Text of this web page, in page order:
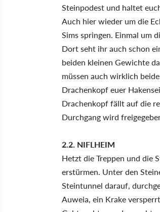
Steinpodest und haltet
Auch hier wieder um die
Sims springen. Einmal um
Dort seht ihr auch schon
beiden kleinen Gewichte
müssen auch wirklich
Drachenkopf euer
Drachenkopf fällt auf die
Durchgang wird
2.2. NIFLHEIM
Hetzt die Treppen und die
erstürmen. Unter den
Steintunnel darauf,
Auweia, ein Krake